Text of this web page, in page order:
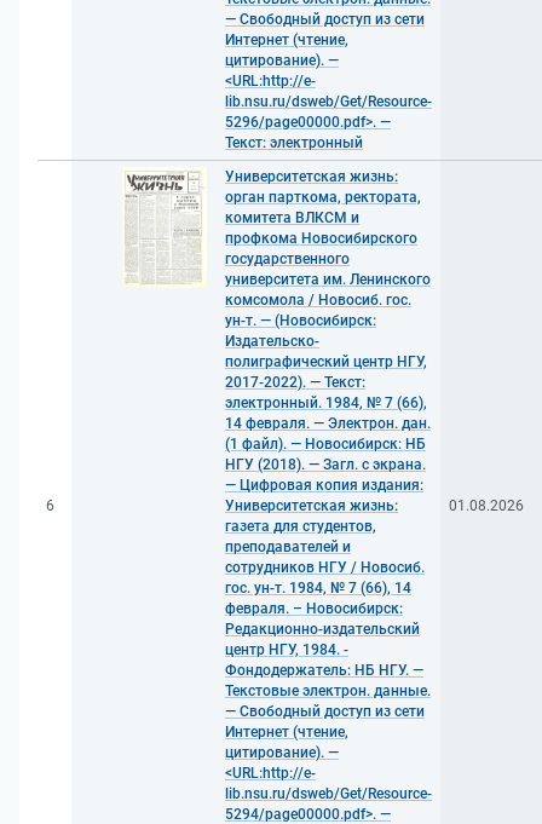
— Свободный доступ из сети
Интернет (чтение,
цитирование). —
<URL:http://e-
lib.nsu.ru/dsweb/Get/Resource-
5296/page00000.pdf>. —
Текст: электронный
6
Университетская жизнь:
орган парткома, ректората,
комитета ВЛКСМ и
профкома Новосибирского
государственного
университета им. Ленинского
комсомола / Новосиб. гос.
ун-т. — (Новосибирск:
Издательско-
полиграфический центр НГУ,
2017-2022). — Текст:
электронный. 1984, № 7 (66),
14 февраля. — Электрон. дан.
(1 файл). — Новосибирск: НБ
НГУ (2018). — Загл. с экрана.
— Цифровая копия издания:
Университетская жизнь:
газета для студентов,
преподавателей и
сотрудников НГУ / Новосиб.
гос. ун-т. 1984, № 7 (66), 14
февраля. – Новосибирск:
Редакционно-издательский
центр НГУ, 1984. -
Фондодержатель: НБ НГУ. —
Текстовые электрон. данные.
— Свободный доступ из сети
Интернет (чтение,
цитирование). —
<URL:http://e-
lib.nsu.ru/dsweb/Get/Resource-
5294/page00000.pdf>. —
01.08.2026